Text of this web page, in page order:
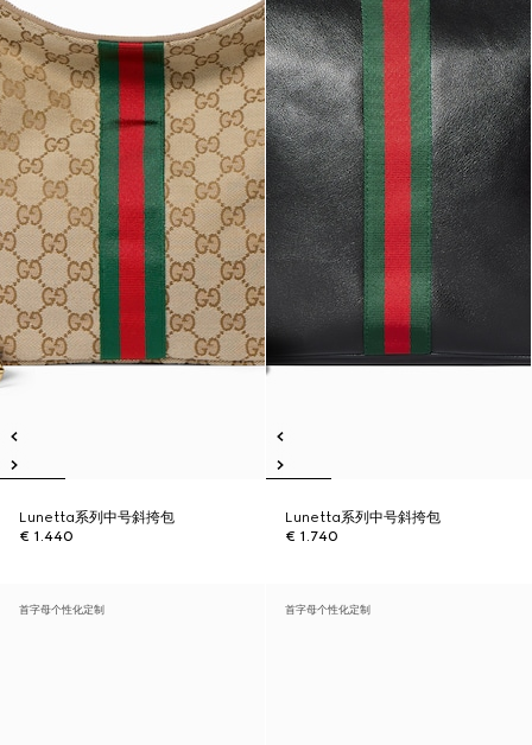
Lunetta系列中号斜挎包
€ 1.440
Lunetta系列中号斜挎包
€ 1.740
首字母个性化定制 首字母个性化定制